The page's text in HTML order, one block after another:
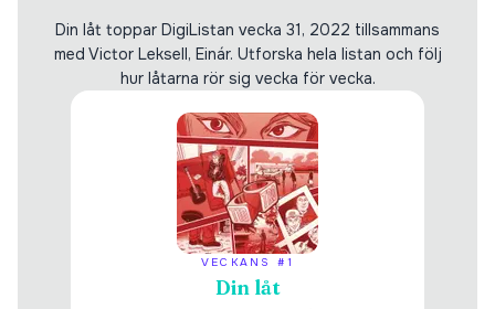
Din låt toppar DigiListan vecka 31, 2022 tillsammans
med Victor Leksell, Einár. Utforska hela listan och följ
hur låtarna rör sig vecka för vecka.
VECKANS #1
Din låt